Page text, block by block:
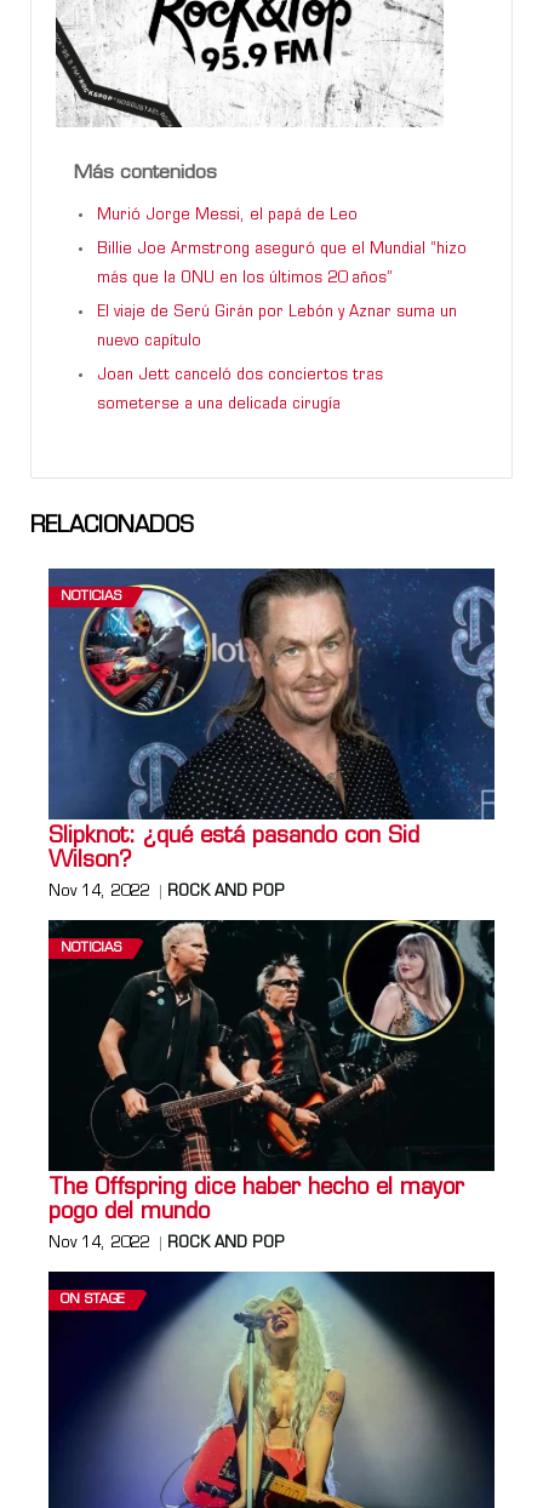
Más contenidos
Murió Jorge Messi, el papá de Leo
Billie Joe Armstrong aseguró que el Mundial “hizo
más que la ONU en los últimos 20 años”
El viaje de Serú Girán por Lebón y Aznar suma un
nuevo capítulo
Joan Jett canceló dos conciertos tras
someterse a una delicada cirugía
RELACIONADOS
NOTICIAS
Slipknot: ¿qué está pasando con Sid
Wilson?
Nov 14, 2022 ROCK AND POP
NOTICIAS
The Offspring dice haber hecho el mayor
pogo del mundo
Nov 14, 2022 ROCK AND POP
ON STAGE